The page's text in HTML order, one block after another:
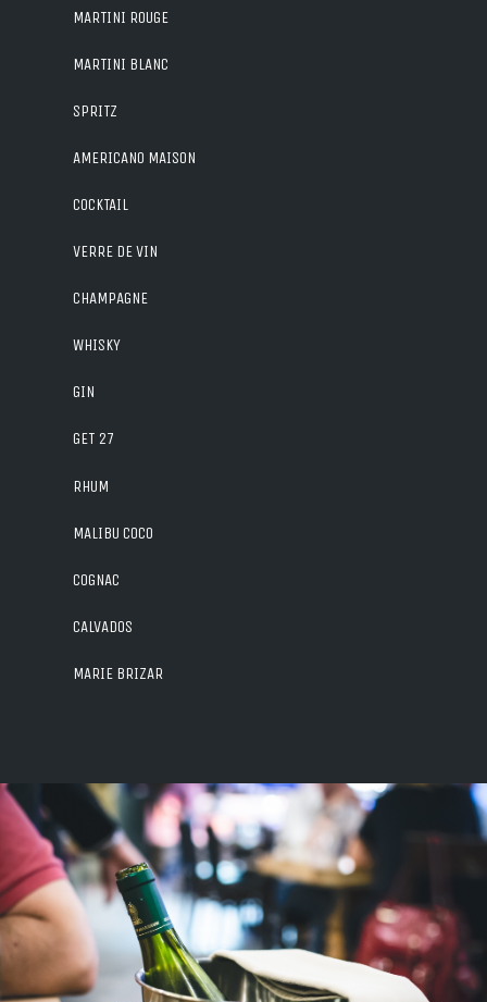
MARTINI ROUGE
MARTINI BLANC
SPRITZ
AMERICANO MAISON
COCKTAIL
VERRE DE VIN
CHAMPAGNE
WHISKY
GIN
GET 27
RHUM
MALIBU COCO
COGNAC
CALVADOS
MARIE BRIZAR